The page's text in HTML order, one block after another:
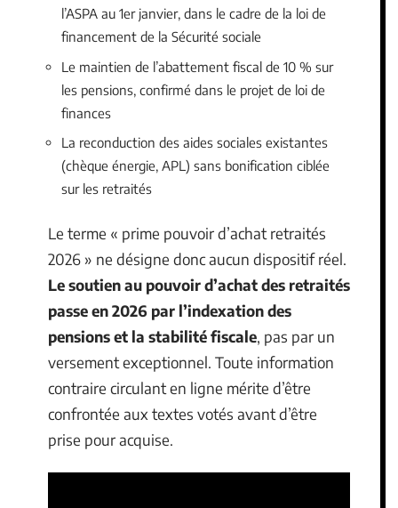
l’ASPA au 1er janvier, dans le cadre de la loi de
financement de la Sécurité sociale
Le maintien de l’abattement fiscal de 10 % sur
les pensions, confirmé dans le projet de loi de
finances
La reconduction des aides sociales existantes
(chèque énergie, APL) sans bonification ciblée
sur les retraités
Le terme « prime pouvoir d’achat retraités
2026 » ne désigne donc aucun dispositif réel.
Le soutien au pouvoir d’achat des retraités
passe en 2026 par l’indexation des
pensions et la stabilité fiscale, pas par un
versement exceptionnel. Toute information
contraire circulant en ligne mérite d’être
confrontée aux textes votés avant d’être
prise pour acquise.